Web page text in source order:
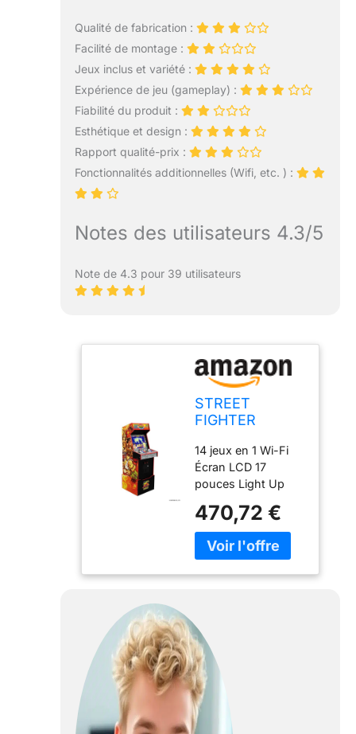
Qualité de fabrication :
Facilité de montage :
Jeux inclus et variété :
Expérience de jeu (gameplay) :
Fiabilité du produit :
Esthétique et design :
Rapport qualité-prix :
Fonctionnalités additionnelles (Wifi, etc. ) :
Notes des utilisateurs 4.3/5
Note de 4.3 pour 39 utilisateurs
STREET
FIGHTER
GAMES Wifi
ENABLED
ARCADE
MACHINE
14 jeux en 1 Wi-Fi
Écran LCD 17
pouces Light Up
Coindoor
470,72 €